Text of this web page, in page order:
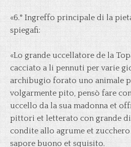
«6.° Ingreffo principale di la
spiegafi:
«Lo grande uccellatore de la
cacciato a li pennuti per varie
archibugio forato uno animale
volgarmente pito, pensò fare
uccello da la sua madonna et
pittori et letterato con grande
condite allo agrume et
sapore buono et squisito.